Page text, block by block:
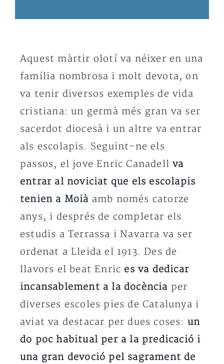
Aquest màrtir olotí va néixer en una
família nombrosa i molt devota, on
va tenir diversos exemples de vida
cristiana: un germà més gran va ser
sacerdot diocesà i un altre va entrar
als escolapis. Seguint-ne els
passos, el jove Enric Canadellva
entrar al noviciat que els escolapis
tenien a Moià amb només catorze
anys, i després de completar els
estudis a Terrassa i Navarra va ser
ordenat a Lleida el 1913. Des de
llavors el beat Enric es va dedicar
incansablement a la docència per
diverses escoles pies de Catalunya i
aviat va destacar per dues coses: un
do poc habitual per a la predicació i
una gran devoció pel sagrament de